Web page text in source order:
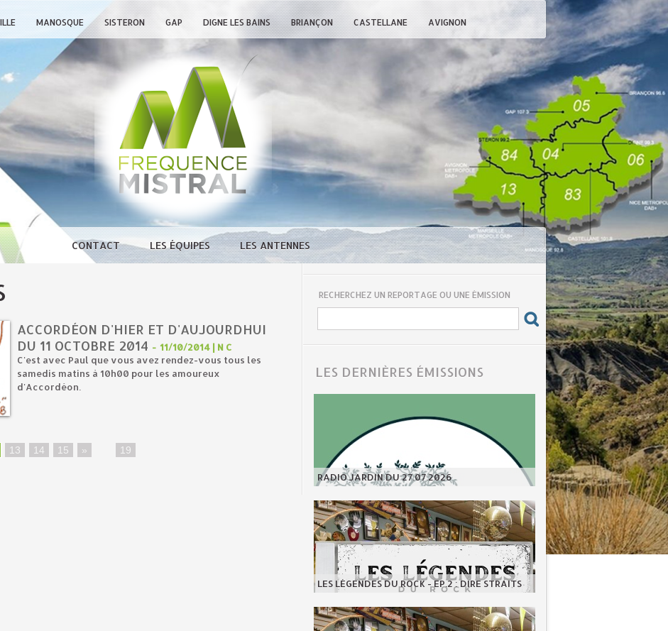
MANOSQUE SISTERON GAP DIGNE LES BAINS BRIANÇON CASTELLANE AVIGNON
CONTACT LES ÉQUIPES LES ANTENNES
ACCORDÉON D'HIER ET D'AUJOURDHUI
DU 11 OCTOBRE 2014 - 11/10/2014 | N C
C'est avec Paul que vous avez rendez-vous tous les
samedis matins à 10h00 pour les amoureux
d'Accordéon.
13 14 15 » 19
RECHERCHEZ UN REPORTAGE OU UNE ÉMISSION
LES DERNIÈRES ÉMISSIONS
RADIO JARDIN DU 27.07.2026
LES LÉGENDES DU ROCK - EP.2 : DIRE STRAITS